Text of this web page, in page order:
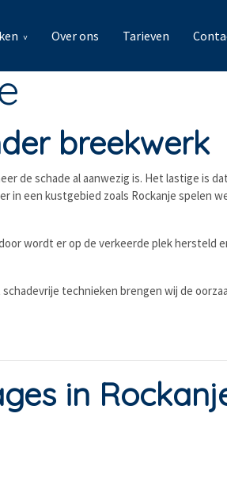
Over ons Tarieven
breekwerk
de schade al aanwezig is. Het lastige is
in een kustgebied zoals Rockanje spelen
wordt er op de verkeerde plek
technieken brengen wij de
in